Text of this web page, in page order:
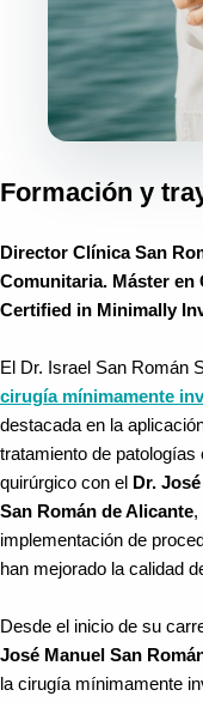
Formación y
Director Clínica San
Comunitaria. Máster en
Certified in Minimally
El Dr. Israel San Román
cirugía mínimamente
destacada en la
tratamiento de
quirúrgico con el
Dr.
San Román de Alicante,
implementación de
han mejorado la calidad
Desde el inicio de su
José Manuel San
la cirugía mínimamente